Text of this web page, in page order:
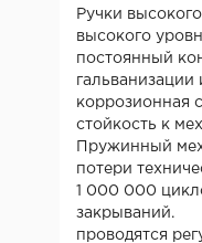
Ручки
высокого
постоянный
гальванизации
коррозионная
стойкость к
Пружинный
потери
1 000 000
закрываний.
проводятся